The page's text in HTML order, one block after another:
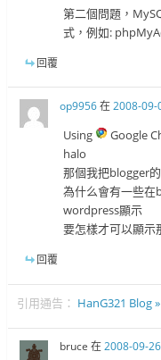
第二個問題，
式，例如:
回覆
op9956在2008-09-
Using Google
halo
那個我把blogger
為什么會有一些
wordpress顯示
要怎樣才可以顯
回覆
引用通告： HanG321 Blog
bruce 在2008-09-